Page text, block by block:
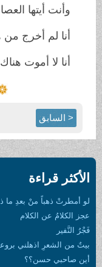
وأنت أيتها
أنا لم أخرج من
أنا لا أموت
< السابق
الأكثر قراءة
لو أمطرتْ ذهباً منْ بعدِ ما ذهبا
عجز الكلامُ عن الكلام
فَجْرُ النَّفير
بيتٌ من الشعرِ اذهلني بروعتهِ
أين صاحبي حسن؟؟